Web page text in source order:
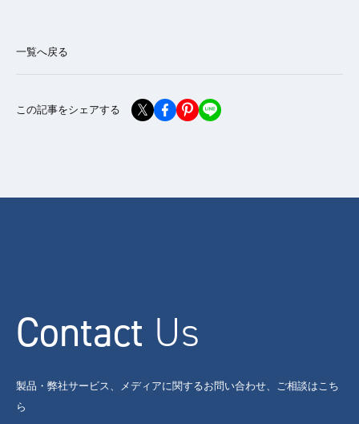
一覧へ戻る
この記事をシェアする
Contact Us
製品・弊社サービス、メディアに関するお問い合わせ、ご相談はこち
ら